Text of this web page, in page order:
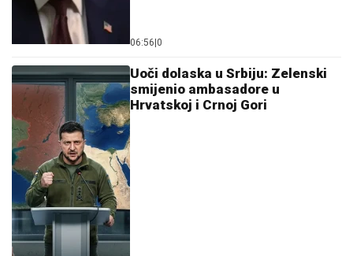
06:56 0
Uoči dolaska u Srbiju: Zelenski
smijenio ambasadore u
Hrvatskoj i Crnoj Gori